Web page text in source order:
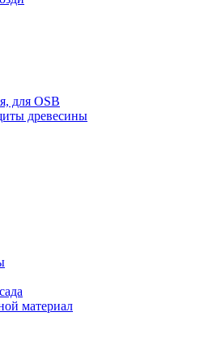
для OSB
древесины
материал